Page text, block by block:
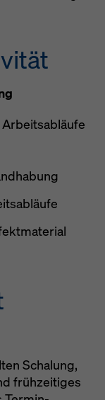
Schalung,
frühzeitiges